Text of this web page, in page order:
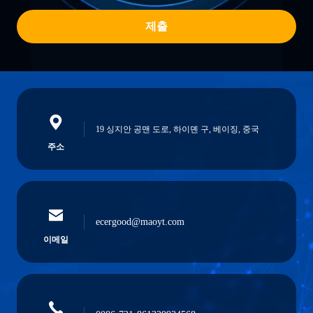
제출
주소
19 싱지안 공맨 도로, 하이뎬 구, 베이징, 중국
이메일
ecergood@maoyt.com